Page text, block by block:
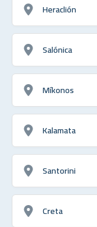
Heraclión
Salónica
Míkonos
Kalamata
Santorini
Creta